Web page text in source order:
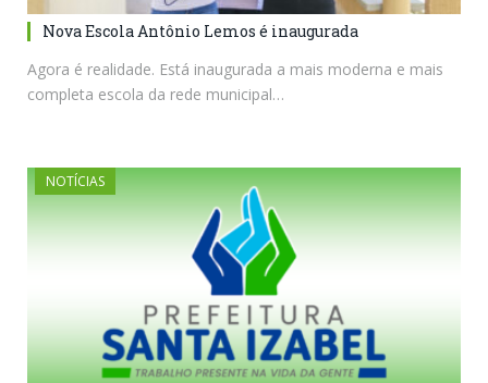
Nova Escola Antônio Lemos é inaugurada
Agora é realidade. Está inaugurada a mais moderna e mais
completa escola da rede municipal…
NOTÍCIAS